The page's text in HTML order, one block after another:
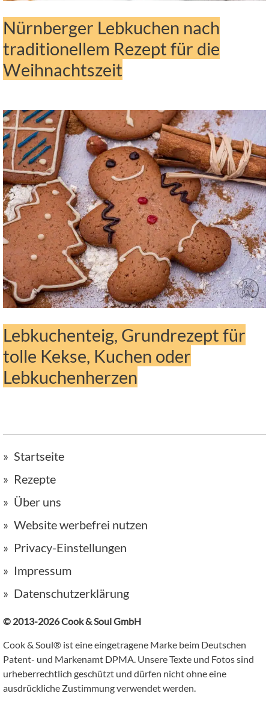
Nürnberger Lebkuchen nach
traditionellem Rezept für die
Weihnachtszeit
Lebkuchenteig, Grundrezept für
tolle Kekse, Kuchen oder
Lebkuchenherzen
Startseite
Rezepte
Über uns
Website werbefrei nutzen
Privacy-Einstellungen
Impressum
Datenschutzerklärung
© 2013-2026 Cook & Soul GmbH
Cook & Soul® ist eine eingetragene Marke beim Deutschen
Patent- und Markenamt DPMA. Unsere Texte und Fotos sind
urheberrechtlich geschützt und dürfen nicht ohne eine
ausdrückliche Zustimmung verwendet werden.